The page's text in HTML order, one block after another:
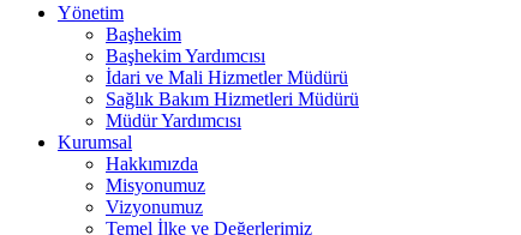
Yönetim
Başhekim
Başhekim Yardımcısı
İdari ve Mali Hizmetler Müdürü
Sağlık Bakım Hizmetleri Müdürü
Müdür Yardımcısı
Kurumsal
Hakkımızda
Misyonumuz
Vizyonumuz
Temel İlke ve Değerlerimiz